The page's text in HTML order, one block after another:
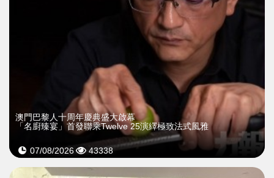
澳門巴黎人十周年慶典盛大啟幕
「名廚臻宴」首發聯乘Twelve 25演繹極致法式風雅
07/08/2026 43338